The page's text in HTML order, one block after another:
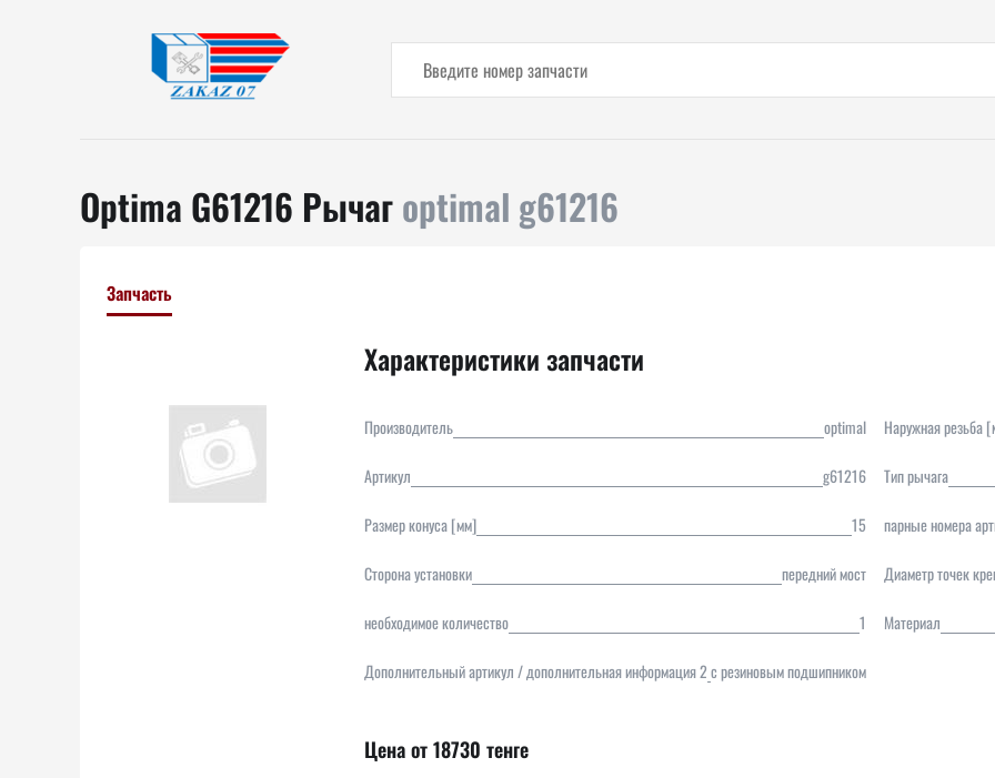
Optima G61216 Рычагoptimal g61216
Запчасть
Характеристики запчасти
Производитель optimal
Артикул g61216
Размер конуса [мм] 15
Сторона установки передний мост
необходимое количество 1
Дополнительный артикул / дополнительная информация 2с резиновым подшипником
Наружная резьба
Тип рычага
парные номера
Диаметр точек
Материал
Цена от 18730 тенге